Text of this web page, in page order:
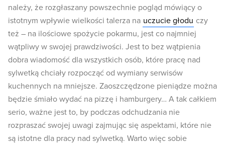
należy, że rozgłaszany powszechnie pogląd mówiący o
istotnym wpływie wielkości talerza na uczucie głodu czy
też – na ilościowe spożycie pokarmu, jest co najmniej
wątpliwy w swojej prawdziwości. Jest to bez wątpienia
dobra wiadomość dla wszystkich osób, które pracę nad
sylwetką chciały rozpocząć od wymiany serwisów
kuchennych na mniejsze. Zaoszczędzone pieniądze można
będzie śmiało wydać na pizzę i hamburgery… A tak całkiem
serio, ważne jest to, by podczas odchudzania nie
rozpraszać swojej uwagi zajmując się aspektami, które nie
są istotne dla pracy nad sylwetką. Warto więc sobie